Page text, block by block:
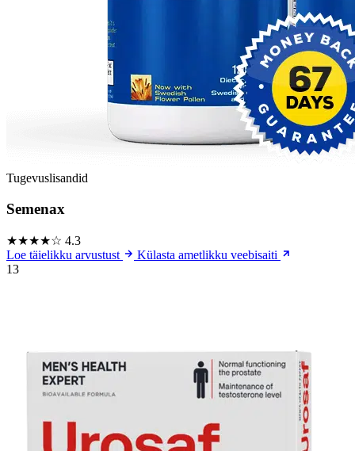
Tugevuslisandid
Semenax
★★★★☆ 4.3
Loe täielikku arvustust
Külasta ametlikku veebisaiti
13